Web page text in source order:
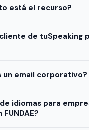
está el recurso?
de tuSpeaking
un email corporativo?
idiomas para